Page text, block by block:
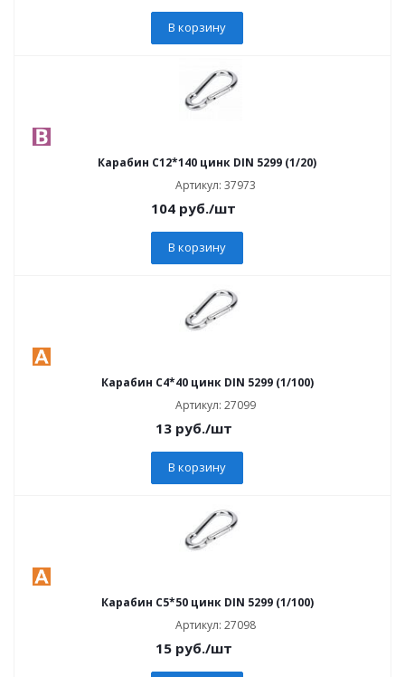
В корзину
Карабин C12*140 цинк DIN 5299 (1/20)
Артикул: 37973
104 руб./шт
В корзину
Карабин C4*40 цинк DIN 5299 (1/100)
Артикул: 27099
13руб./шт
В корзину
Карабин C5*50 цинк DIN 5299 (1/100)
Артикул: 27098
15руб./шт